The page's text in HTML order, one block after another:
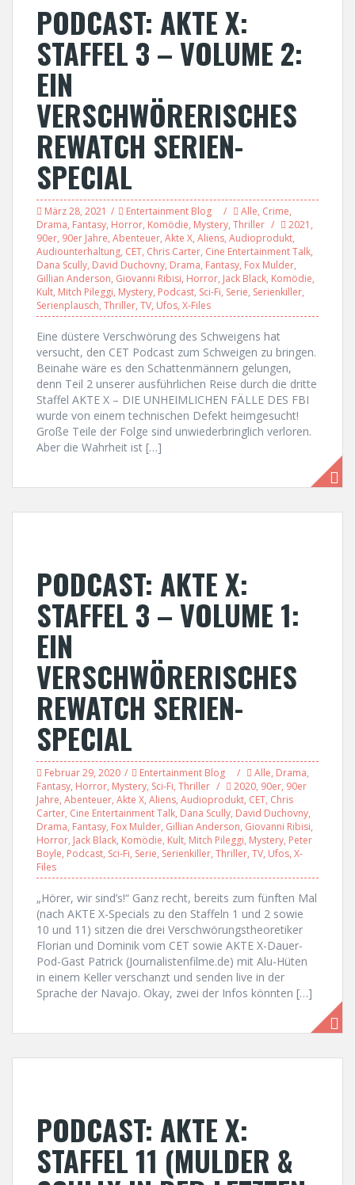
PODCAST: AKTE X:
STAFFEL 3 – VOLUME 2:
EIN
VERSCHWÖRERISCHES
REWATCH SERIEN-
SPECIAL
März 28, 2021 Entertainment Blog Alle, Crime,
Drama, Fantasy, Horror, Komödie, Mystery, Thriller 2021 ,
90er, 90er Jahre, Abenteuer, Akte X, Aliens, Audioprodukt,
Audiounterhaltung, CET, Chris Carter, Cine Entertainment Talk,
Dana Scully, David Duchovny, Drama, Fantasy, Fox Mulder,
Gillian Anderson, Giovanni Ribisi, Horror, Jack Black, Komödie,
Kult, Mitch Pileggi, Mystery, Podcast, Sci-Fi, Serie, Serienkiller,
Serienplausch, Thriller, TV, Ufos, X-Files
Eine düstere Verschwörung des Schweigens hat
versucht, den CET Podcast zum Schweigen zu bringen.
Beinahe wäre es den Schattenmännern gelungen,
denn Teil 2 unserer ausführlichen Reise durch die dritte
Staffel AKTE X – DIE UNHEIMLICHEN FÄLLE DES FBI
wurde von einem technischen Defekt heimgesucht!
Große Teile der Folge sind unwiederbringlich verloren.
Aber die Wahrheit ist […]
PODCAST: AKTE X:
STAFFEL 3 – VOLUME 1:
EIN
VERSCHWÖRERISCHES
REWATCH SERIEN-
SPECIAL
Februar 29, 2020 Entertainment Blog Alle, Drama,
Fantasy, Horror, Mystery, Sci-Fi, Thriller 2020, 90er, 90er
Jahre, Abenteuer, Akte X, Aliens, Audioprodukt, CET, Chris
Carter, Cine Entertainment Talk, Dana Scully, David Duchovny,
Drama, Fantasy, Fox Mulder, Gillian Anderson, Giovanni Ribisi,
Horror, Jack Black, Komödie, Kult, Mitch Pileggi, Mystery, Peter
Boyle, Podcast, Sci-Fi, Serie, Serienkiller, Thriller, TV, Ufos, X-
Files
„Hörer, wir sind’s!“ Ganz recht, bereits zum fünften Mal
(nach AKTE X-Specials zu den Staffeln 1 und 2 sowie
10 und 11) sitzen die drei Verschwörungstheoretiker
Florian und Dominik vom CET sowie AKTE X-Dauer-
Pod-Gast Patrick (Journalistenfilme.de) mit Alu-Hüten
in einem Keller verschanzt und senden live in der
Sprache der Navajo. Okay, zwei der Infos könnten […]
PODCAST: AKTE X:
STAFFEL 11 (MULDER &